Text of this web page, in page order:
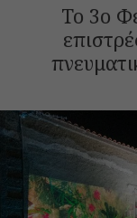
Το 3ο